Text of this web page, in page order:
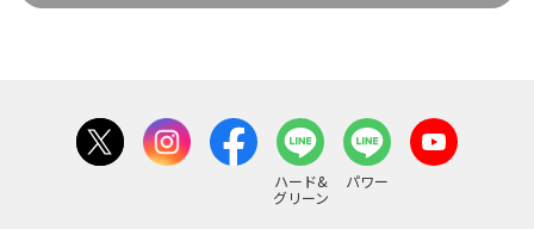
ハード&
グリーン
パワー